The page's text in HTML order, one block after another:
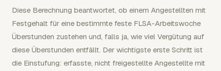
Diese Berechnung beantwortet, ob einem Angestellten mit
Festgehalt für eine bestimmte feste FLSA-Arbeitswoche
Überstunden zustehen und, falls ja, wie viel Vergütung auf
diese Überstunden entfällt. Der wichtigste erste Schritt ist
die Einstufung: erfasste, nicht freigestellte Angestellte mit